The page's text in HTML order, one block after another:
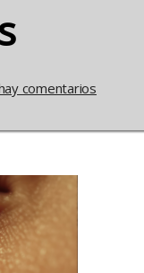
comentariosen